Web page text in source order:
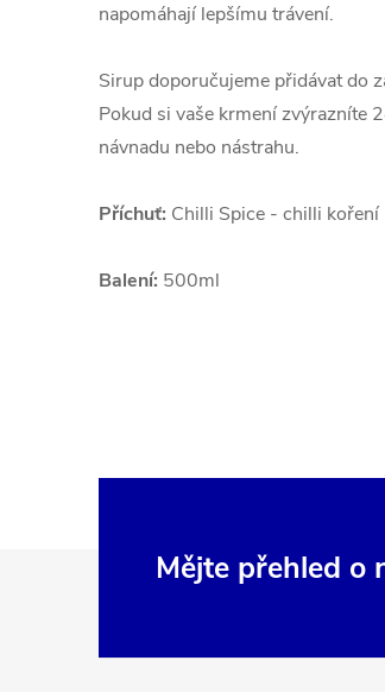
napomáhají lepšímu trávení.
Sirup doporučujeme přidávat do
Pokud si vaše krmení zvýrazníte
návnadu nebo nástrahu.
Příchuť: Chilli Spice - chilli koření
Balení: 500ml
Mějte přehled o